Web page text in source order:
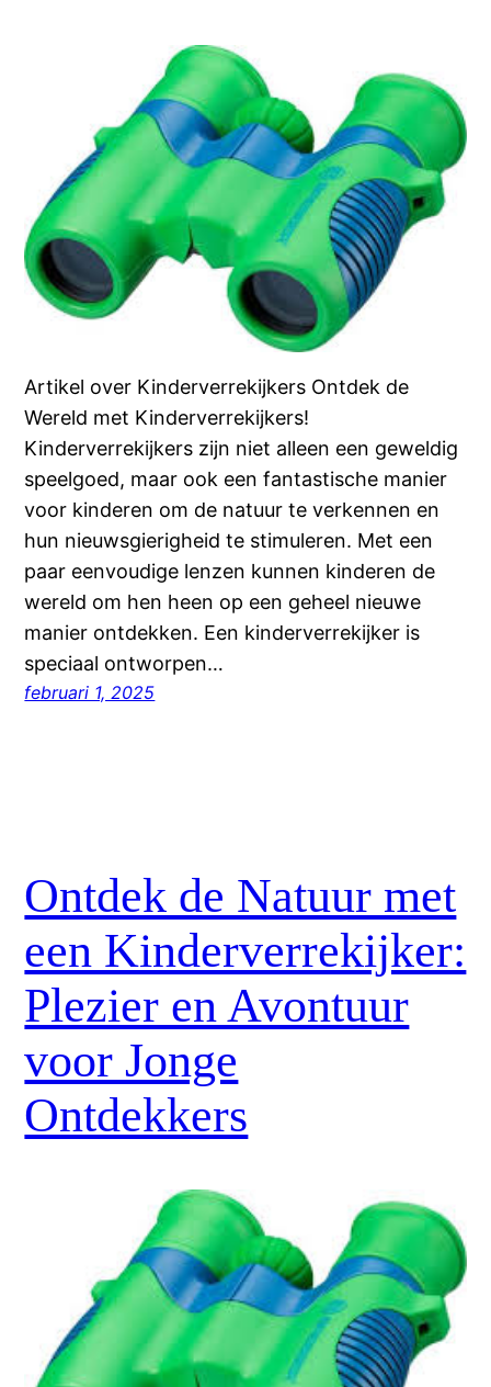
Artikel over Kinderverrekijkers Ontdek de
Wereld met Kinderverrekijkers!
Kinderverrekijkers zijn niet alleen een geweldig
speelgoed, maar ook een fantastische manier
voor kinderen om de natuur te verkennen en
hun nieuwsgierigheid te stimuleren. Met een
paar eenvoudige lenzen kunnen kinderen de
wereld om hen heen op een geheel nieuwe
manier ontdekken. Een kinderverrekijker is
speciaal ontworpen…
februari 1, 2025
Ontdek de Natuur met
een Kinderverrekijker:
Plezier en Avontuur
voor Jonge
Ontdekkers